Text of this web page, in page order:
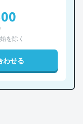
を除く
わせる